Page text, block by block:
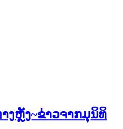
ງຫຼັງ~ຂ່າວຈາກມຸນິທິ